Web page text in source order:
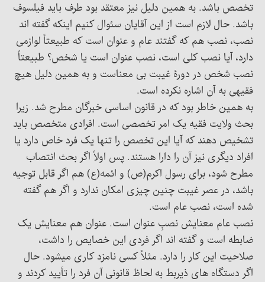
تخصص باشد. به همین دلیل نیز معتقد بود طرف باید فیلسوف
باشد. حال لازم است از این آقایان سئوال کنیم اینکه گفته اند
نصب، نصب هم که گفتند عام و عنوان است که طبیعتاً لوازمی
دارد، آیا نصب کلی است، نصب عنوان است یا شخص؟ طبیعتاً
نصب شخص در دورۀ غیبت بی معناست و به همین دلیل هیچ
فقیهی به آن اشاره نکرده است.
به همین خاطر بود که در قانون اساسی خبرگان مطرح شد. زیرا
بحث ولایت فقیه یک امر تخصصی است. افرادی متخصص باید
تشخیص دهند که آیا این تخصص را تنها یک فرد خاص دارد یا
افراد دیگری نیز آن را دارا هستند. پس اولاً اگر بحث انتصاب
مطرح شود، برای رسول اکرم(ص) و ائمه(ع) هم اگر قابل توجیه
باشد، در عصر غیبت چنین چیزی امکان ندارد و اگر هم گفته
شده است، نصب عام است.
نصب عام معنایش نصبِ عنوان است. عنوان هم معنایش یک
ضابطه است و گفته اند اگر فردی این خصایص را داشت،
صلاحیت این کار را دارد. مثلاً کسی نامزد کاری میشود. حال
اگر دستگاه های ذیربط به لحاظ قانونی آن فرد را تأیید کردند و